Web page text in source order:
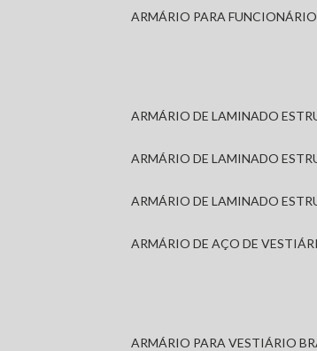
ARMÁRIO PARA
ARMÁRIO DE LAMINADO
ARMÁRIO DE LAMINADO
ARMÁRIO DE LAMINADO
ARMÁRIO DE AÇO DE
ARMÁRIO PARA VESTIÁRIO